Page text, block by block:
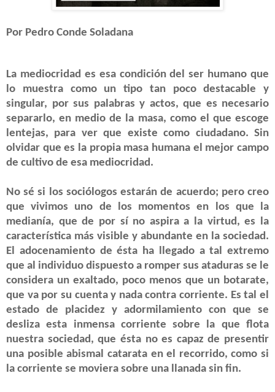
Por Pedro Conde Soladana
La mediocridad es esa condición del ser humano que
lo muestra como un tipo tan poco destacable y
singular, por sus palabras y actos, que es necesario
separarlo, en medio de la masa, como el que escoge
lentejas, para ver que existe como ciudadano. Sin
olvidar que es la propia masa humana el mejor campo
de cultivo de esa mediocridad.
No sé si los sociólogos estarán de acuerdo; pero creo
que vivimos uno de los momentos en los que la
medianía, que de por sí no aspira a la virtud, es la
característica más visible y abundante en la sociedad.
El adocenamiento de ésta ha llegado a tal extremo
que al individuo dispuesto a romper sus ataduras se le
considera un exaltado, poco menos que un botarate,
que va por su cuenta y nada contra corriente. Es tal el
estado de placidez y adormilamiento con que se
desliza esta inmensa corriente sobre la que flota
nuestra sociedad, que ésta no es capaz de presentir
una posible abismal catarata en el recorrido, como si
la corriente se moviera sobre una llanada sin fin.